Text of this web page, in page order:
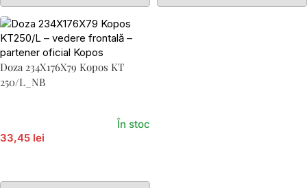
Doza 234X176X79 Kopos KT
250/L_NB
33,45 lei
În stoc